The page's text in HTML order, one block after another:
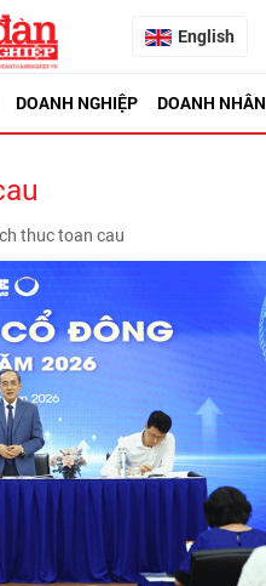
English
DOANH NGHIỆP DOANH NHÂN
thuc toan cau